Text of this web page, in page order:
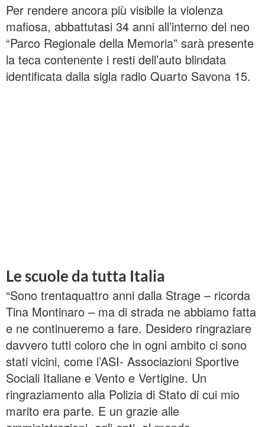
Per rendere ancora più visibile la violenza
mafiosa, abbattutasi 34 anni all’interno del neo
“Parco Regionale della Memoria” sarà presente
la teca contenente i resti dell’auto blindata
identificata dalla sigla radio Quarto Savona 15.
Le scuole da tutta Italia
“Sono trentaquattro anni dalla Strage – ricorda
Tina Montinaro – ma di strada ne abbiamo fatta
e ne continueremo a fare. Desidero ringraziare
davvero tutti coloro che in ogni ambito ci sono
stati vicini, come l’ASI- Associazioni Sportive
Sociali Italiane e Vento e Vertigine. Un
ringraziamento alla Polizia di Stato di cui mio
marito era parte. E un grazie alle